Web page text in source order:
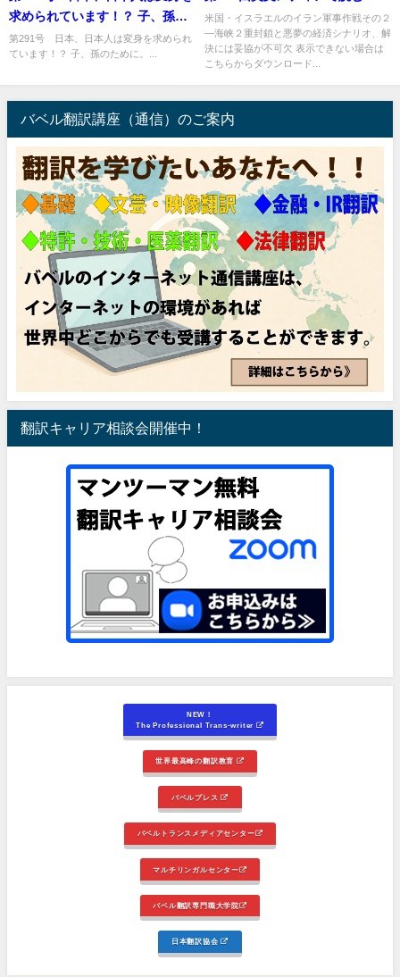
求められています！？ 子、孫の
ために。
第291号 日本、日本人は変身を求められ
ています！？ 子、孫のために。...
米国・イスラエルのイラン軍事作戦その２
―海峡２重封鎖と悪夢の経済シナリオ、解
決には妥協が不可欠 表示できない場合は
こちらからダウンロード...
バベル翻訳講座（通信）のご案内
翻訳キャリア相談会開催中！
NEW！
The Professional Trans-writer
世界最高峰の翻訳教育
バベルプレス
バベルトランスメディアセンター
マルチリンガルセンター
バベル翻訳専門職大学院
日本翻訳協会